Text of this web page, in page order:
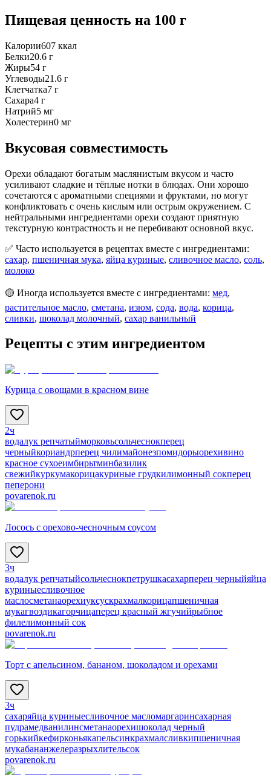
Пищевая ценность на 100 г
Калории607 ккал
Белки20.6 г
Жиры54 г
Углеводы21.6 г
Клетчатка7 г
Сахара4 г
Натрий5 мг
Холестерин0 мг
Вкусовая совместимость
Орехи обладают богатым маслянистым вкусом и часто
усиливают сладкие и тёплые нотки в блюдах. Они хорошо
сочетаются с ароматными специями и фруктами, но могут
конфликтовать с очень кислым или острым окружением. С
нейтральными ингредиентами орехи создают приятную
текстурную контрастность и не перебивают основной вкус.
✅ Часто используется в рецептах вместе с ингредиентами:
сахар, пшеничная мука, яйца куриные, сливочное масло, соль,
молоко
🟡 Иногда используется вместе с ингредиентами: мед,
растительное масло, сметана, изюм, сода, вода, корица,
сливки, шоколад молочный, сахар ванильный
Рецепты с этим ингредиентом
Курица с овощами в красном вине
2ч
водалук репчатыйморковьсольчеснокперец
черныйкориандрперец чилимайонезпомидорыорехивино
красное сухоеимбирьтминбазилик
свежийкуркумакорицакуриные грудкилимонный сокперец
пеперони
povarenok.ru
Лосось с орехово-чесночным соусом
3ч
водалук репчатыйсольчеснокпетрушкасахарперец черныйяйца
куриныесливочное
маслосметанаорехиуксускрахмалкорицапшеничная
мукагвоздикагорчицаперец красный жгучийрыбное
филелимонный сок
povarenok.ru
Торт с апельсином, бананом, шоколадом и орехами
3ч
сахаряйца куриныесливочное масломаргаринсахарная
пудрамедванилинсметанаорехишоколад черный
горькийкефирконьякапельсинкрахмалсливкипшеничная
мукабананжелеразрыхлительсок
povarenok.ru